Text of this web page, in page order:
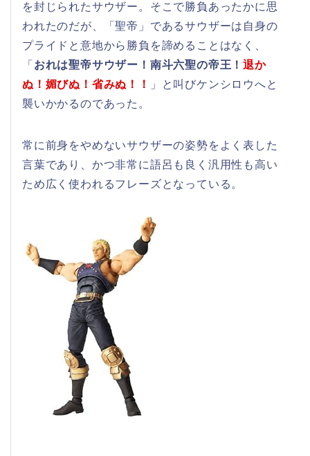
を封じられたサウザー。そこで勝負あったかに思
われたのだが、「聖帝」であるサウザーは自身の
プライドと意地から勝負を諦めることはなく、
「 おれは聖帝サウザー！南斗六聖の帝王！退か
ぬ！媚びぬ！省みぬ！！
」と叫びケンシロウへと
襲いかかるのであった。
常に前身をやめないサウザーの姿勢をよく表した
言葉であり、かつ非常に語呂も良く汎用性も高い
ため広く使われるフレーズとなっている。